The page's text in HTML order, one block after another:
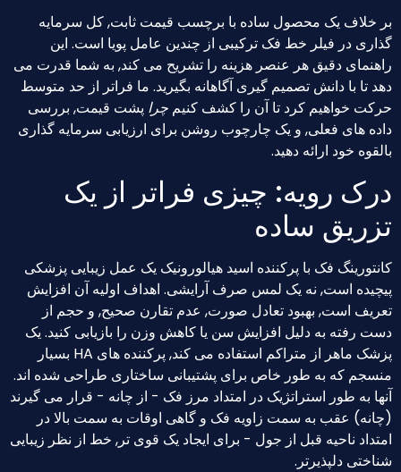
بر خلاف یک محصول ساده با برچسب قیمت ثابت, کل سرمایه
گذاری در فیلر خط فک ترکیبی از چندین عامل پویا است. این
راهنمای دقیق هر عنصر هزینه را تشریح می کند, به شما قدرت می
دهد تا با دانش تصمیم گیری آگاهانه بگیرید. ما فراتر از حد متوسط ​​
حرکت خواهیم کرد تا آن را کشف کنیم چرا پشت قیمت, بررسی
داده های فعلی, و یک چارچوب روشن برای ارزیابی سرمایه گذاری
بالقوه خود ارائه دهید.
درک رویه: چیزی فراتر از یک
تزریق ساده
کانتورینگ فک با پرکننده اسید هیالورونیک یک عمل زیبایی پزشکی
پیچیده است, نه یک لمس صرف آرایشی. اهداف اولیه آن افزایش
تعریف است, بهبود تعادل صورت, عدم تقارن صحیح, و حجم از
دست رفته به دلیل افزایش سن یا کاهش وزن را بازیابی کنید. یک
پزشک ماهر از متراکم استفاده می کند, پرکننده های HA بسیار
منسجم که به طور خاص برای پشتیبانی ساختاری طراحی شده اند.
آنها به طور استراتژیک در امتداد مرز فک - از چانه - قرار می گیرند
(چانه) عقب به سمت زاویه فک و گاهی اوقات به سمت بالا در
امتداد ناحیه قبل از جول - برای ایجاد یک قوی تر, خط از نظر زیبایی
شناختی دلپذیرتر.